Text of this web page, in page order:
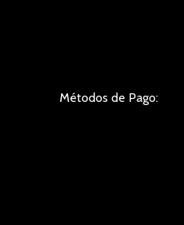
Métodos de Pago: